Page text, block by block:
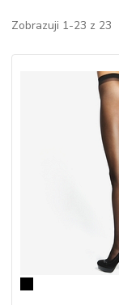
Zobrazuji 1-23 z 23